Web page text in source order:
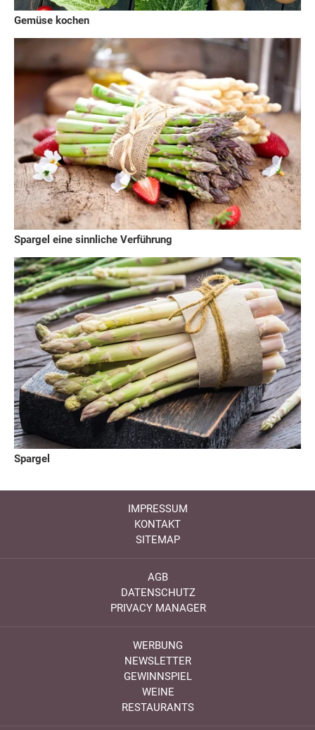
Gemüse kochen
Spargel eine sinnliche Verführung
Spargel
IMPRESSUM
KONTAKT
SITEMAP
AGB
DATENSCHUTZ
PRIVACY MANAGER
WERBUNG
NEWSLETTER
GEWINNSPIEL
WEINE
RESTAURANTS